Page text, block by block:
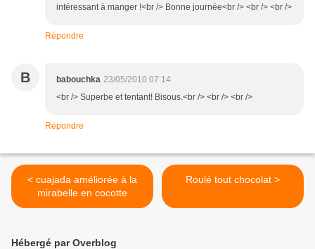
intéressant à manger !<br /> Bonne journée<br /> <br /> <br />
Répondre
B babouchka 23/05/2010 07:14
<br /> Superbe et tentant! Bisous.<br /> <br /> <br />
Répondre
< cuajada améliorée à la
mirabelle en cocotte
Roulé tout chocolat >
Hébergé par Overblog